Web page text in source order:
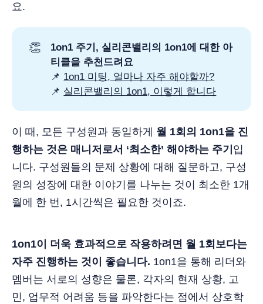
요.
👏
1on1 주기, 실리콘밸리의 1on1에 대한 아
티클을 추천드려요
📌 1on1 미팅, 얼마나 자주 해야할까?
📌 실리콘밸리의 1on1, 이렇게 합니다
이 때, 모든 구성원과 동일하게 월 1회의 1on1을 진
행하는 것은 매니저로서 ‘최소한’ 해야하는 주기 입
니다. 구성원들의 문제 상황에 대해 질문하고, 구성
원의 성장에 대한 이야기를 나누는 것이 최소한 1개
월에 한 번, 1시간씩은 필요한 것이죠.
1on1이 더욱 효과적으로 작용하려면 월 1회보다는
자주 진행하는 것이 좋습니다. 1on1을 통해 리더와
멤버는 서로의 성향은 물론, 각자의 현재 상황, 고
민, 업무적 어려움 등을 파악한다는 점에서 상호학